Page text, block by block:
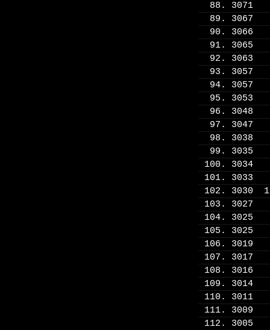
88. 3071
89. 3067
90. 3066
91. 3065
92. 3063
93. 3057
94. 3057
95. 3053
96. 3048
97. 3047
98. 3038
99. 3035
100. 3034
101. 3033
102. 3030
103. 3027
104. 3025
105. 3025
106. 3019
107. 3017
108. 3016
109. 3014
110. 3011
111. 3009
112. 3005